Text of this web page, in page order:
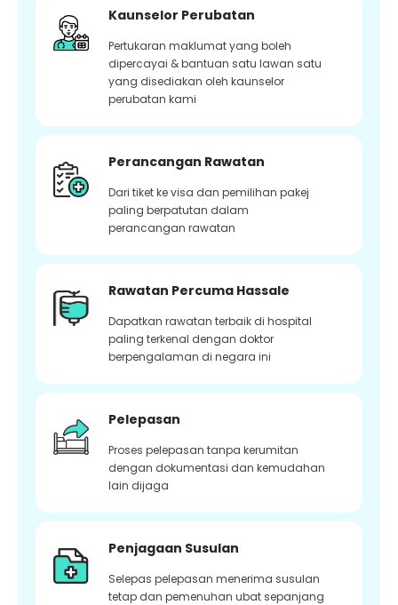
Kaunselor Perubatan
Pertukaran maklumat yang boleh
dipercayai & bantuan satu lawan satu
yang disediakan oleh kaunselor
perubatan kami
Perancangan Rawatan
Dari tiket ke visa dan pemilihan pakej
paling berpatutan dalam
perancangan rawatan
Rawatan Percuma Hassale
Dapatkan rawatan terbaik di hospital
paling terkenal dengan doktor
berpengalaman di negara ini
Pelepasan
Proses pelepasan tanpa kerumitan
dengan dokumentasi dan kemudahan
lain dijaga
Penjagaan Susulan
Selepas pelepasan menerima susulan
tetap dan pemenuhan ubat sepanjang